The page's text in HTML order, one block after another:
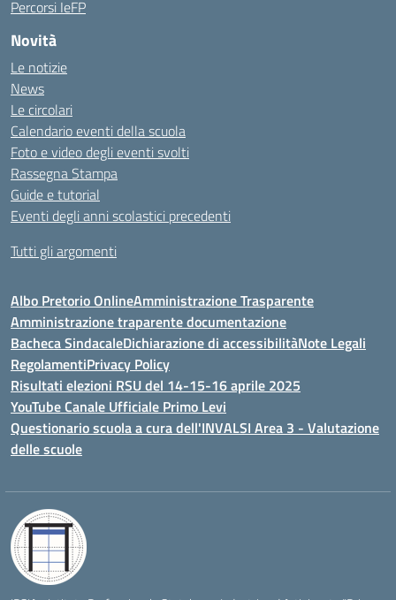
Percorsi IeFP
Novità
Le notizie
News
Le circolari
Calendario eventi della scuola
Foto e video degli eventi svolti
Rassegna Stampa
Guide e tutorial
Eventi degli anni scolastici precedenti
Tutti gli argomenti
Albo Pretorio OnlineAmministrazione Trasparente
Amministrazione traparente documentazione
Bacheca SindacaleDichiarazione di accessibilitàNote Legali
RegolamentiPrivacy Policy
Risultati elezioni RSU del 14-15-16 aprile 2025
YouTube Canale Ufficiale Primo Levi
Questionario scuola a cura dell'INVALSI Area 3 - Valutazione
delle scuole